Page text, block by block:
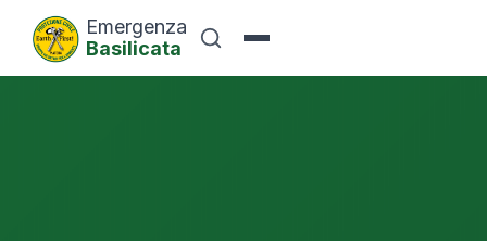
Emergenza
Basilicata